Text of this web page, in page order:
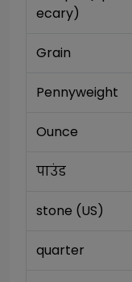
ecary)
Grain
Pennyweight
Ounce
पाउंड
stone (US)
quarter